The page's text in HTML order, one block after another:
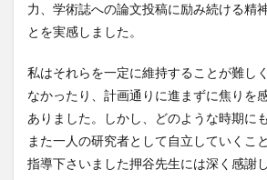
力、学術誌への論文投稿に励み続ける精
とを実感しました。
私はそれらを一定に維持することが難し
なかったり、計画通りに進まずに焦りを
ありました。しかし、どのような時期に
また一人の研究者として自立していくこ
指導下さいました押谷先生には深く感謝